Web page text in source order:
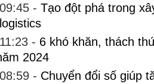
- Tạo đột phá trong
- 6 khó khăn, thách
2024
- Chuyển đổi số giúp